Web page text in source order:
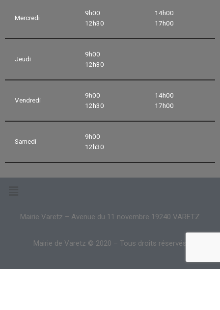
Mercredi
9h00
12h30
14h00
17h00
Jeudi
9h00
12h30
Vendredi
9h00
12h30
14h00
17h00
Samedi
9h00
12h30
Mairie Varetz – Avenue du 11 novembre 19240 VARETZ
Mairie de Varetz © 2020 – Tous droits réservés